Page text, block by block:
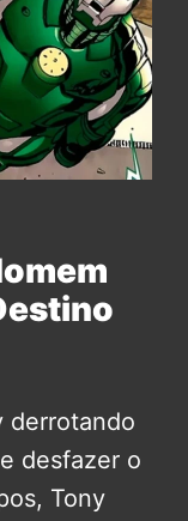
derrotando
desfazer o
Tony